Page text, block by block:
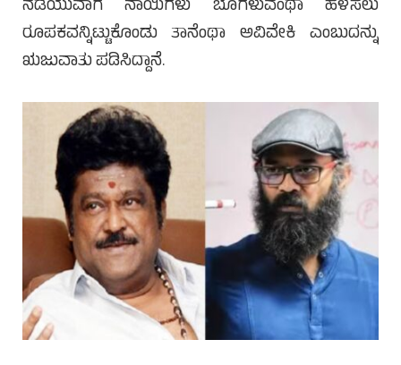
ನಡೆಯುವಾಗ ನಾಯಿಗಳು ಬೊಗಳುವಂಥಾ ಹಳಸಲು
ರೂಪಕವನ್ನಿಟ್ಟುಕೊಂಡು ತಾನೆಂಥಾ ಅವಿವೇಕಿ ಎಂಬುದನ್ನು
ಋಜುವಾತು ಪಡಿಸಿದ್ದಾನೆ.